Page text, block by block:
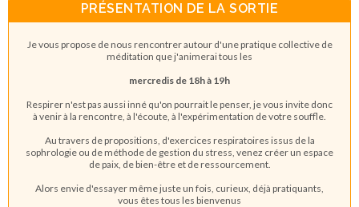
PRÉSENTATION DE LA SORTIE
Je vous propose de nous rencontrer autour d'une pratique collective de
méditation que j'animerai tous les
mercredis de 18h à 19h
Respirer n'est pas aussi inné qu'on pourrait le penser, je vous invite donc
à venir à la rencontre, à l'écoute, à l'expérimentation de votre souffle.
Au travers de propositions, d'exercices respiratoires issus de la
sophrologie ou de méthode de gestion du stress, venez créer un espace
de paix, de bien-être et de ressourcement.
Alors envie d'essayer même juste un fois, curieux, déjà pratiquants,
vous êtes tous les bienvenus